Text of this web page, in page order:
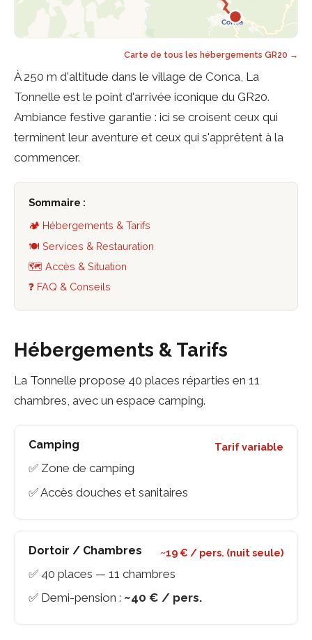
Carte de tous les hébergements GR20 →
À 250 m d'altitude dans le village de Conca, La
Tonnelle est le point d'arrivée iconique du GR20.
Ambiance festive garantie : ici se croisent ceux qui
terminent leur aventure et ceux qui s'apprêtent à la
commencer.
Sommaire :
🏕️ Hébergements & Tarifs
🍽️ Services & Restauration
🗺️ Accès & Situation
❓ FAQ & Conseils
Hébergements & Tarifs
La Tonnelle propose 40 places réparties en 11
chambres, avec un espace camping.
Camping Tarif variable
✅ Zone de camping
✅ Accès douches et sanitaires
Dortoir / Chambres ~19 € / pers. (nuit seule)
✅ 40 places — 11 chambres
✅ Demi-pension : ~40 € / pers.